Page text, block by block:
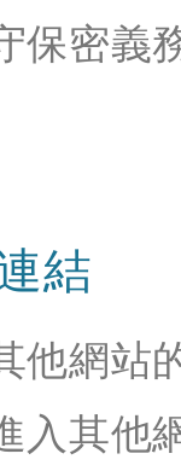
保密義
結
他網站
入其他